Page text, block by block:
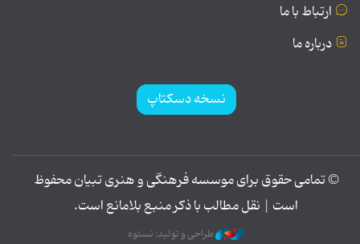
ارتباط با ما
درباره ما
نسخه دسکتاپ
© تمامی حقوق برای موسسه فرهنگی و هنری تبیان محفوظ
است | نقل مطالب با ذکر منبع بلامانع است.
طراحی و تولید: نستوه